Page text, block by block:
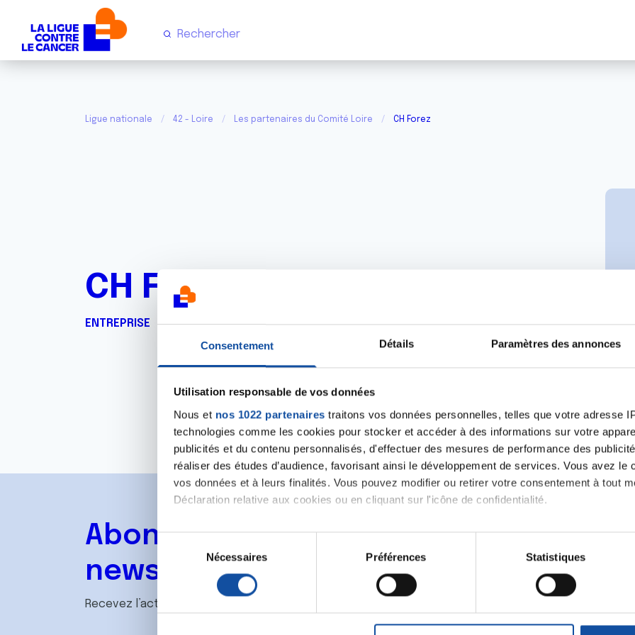
Consentement Détails Paramètres des annonces
Utilisation responsable de vos données
Nous et nos 1022 partenaires traitons vos données personnelles, telles que votre adresse
technologies comme les cookies pour stocker et accéder à des informations sur votre
publicités et du contenu personnalisés, d'effectuer des mesures de performance des
réaliser des études d’audience, favorisant ainsi le développement de services. Vous avez le
vos données et à leurs finalités. Vous pouvez modifier ou retirer votre consentement à tout
Déclaration relative aux cookies ou en cliquant sur l'icône de confidentialité.
Si vous le permettez, nous aimerions également :
Collecter des informations sur votre localisation géographique qui peuvent être
digitales).
. Vous pouvez modifier ou retirer votre consentement à tout moment à partir de la
l
c
Nécessaires Préférences Statistiques
Ligue nationale 42 - Loire Les partenaires du Comité Loire CH Forez
CH Forez
ENTREPRISE
Abonnez-vous à notre
newsletter
Recevez l’actualité de la Ligue.